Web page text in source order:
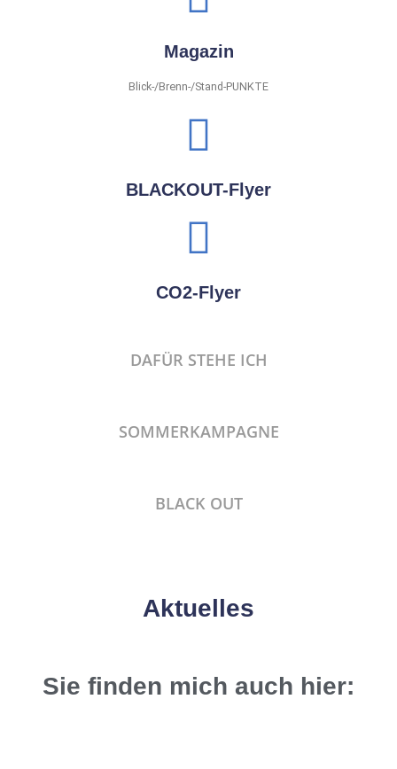
Magazin
Blick-/Brenn-/Stand-PUNKTE
BLACKOUT-Flyer
CO2-Flyer
DAFÜR STEHE ICH
SOMMERKAMPAGNE
BLACK OUT
Aktuelles
Sie finden mich auch hier: